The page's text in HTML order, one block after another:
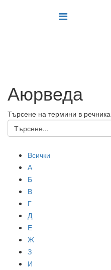
Аюрведа
Търсене на термини в речника
Всички
А
Б
В
Г
Д
Е
Ж
З
И